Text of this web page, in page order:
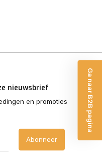
nieuwsbrief
en promoties
Abonneer
Ga naar B2B pagina